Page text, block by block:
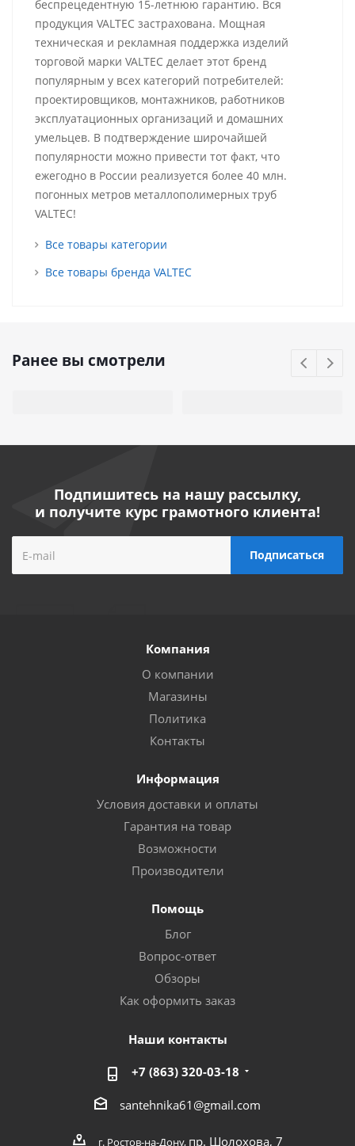
беспрецедентную 15-летнюю гарантию. Вся
продукция VALTEC застрахована. Мощная
техническая и рекламная поддержка изделий
торговой марки VALTEC делает этот бренд
популярным у всех категорий потребителей:
проектировщиков, монтажников, работников
эксплуатационных организаций и домашних
умельцев. В подтверждение широчайшей
популярности можно привести тот факт, что
ежегодно в России реализуется более 40 млн.
погонных метров металлополимерных труб
VALTEC!
Все товары категории
Все товары бренда VALTEC
Ранее вы смотрели
Подпишитесь на нашу рассылку,
и получите курс грамотного клиента!
Компания
О компании
Магазины
Политика
Контакты
Информация
Условия доставки и оплаты
Гарантия на товар
Возможности
Производители
Помощь
Блог
Вопрос-ответ
Обзоры
Как оформить заказ
Наши контакты
+7 (863) 320-03-18
santehnika61@gmail.com
г. Ростов-на-Дону, пр. Шолохова, 7